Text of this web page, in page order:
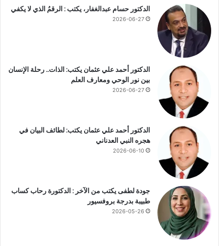
و
ي
ة
خ
ص
ء
خ
ل
3
الدكتور حسام عبدالغفار، يكتب : الرقمُ الذي لا يكفي
2026-06-27
الدكتور أحمد علي عثمان يكتب: الذات.. رحلة الإنسان
بين نور الوحي ومعارف العلم
2026-06-27
الدكتور أحمد علي عثمان يكتب: لطائف البيان في
هجره النبي العدناني
2026-06-10
جودة لطفى يكتب من الآخر : الدكتورة رحاب كساب
طبيبة بدرجة بروفسيور
2026-05-26